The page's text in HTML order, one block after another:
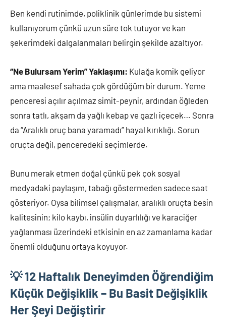
Ben kendi rutinimde, poliklinik günlerimde bu sistemi
kullanıyorum çünkü uzun süre tok tutuyor ve kan
şekerimdeki dalgalanmaları belirgin şekilde azaltıyor.
“Ne Bulursam Yerim” Yaklaşımı: Kulağa komik geliyor
ama maalesef sahada çok gördüğüm bir durum. Yeme
penceresi açılır açılmaz simit-peynir, ardından öğleden
sonra tatlı, akşam da yağlı kebap ve gazlı içecek… Sonra
da “Aralıklı oruç bana yaramadı” hayal kırıklığı. Sorun
oruçta değil, penceredeki seçimlerde.
Bunu merak etmen doğal çünkü pek çok sosyal
medyadaki paylaşım, tabağı göstermeden sadece saat
gösteriyor. Oysa bilimsel çalışmalar, aralıklı oruçta besin
kalitesinin; kilo kaybı, insülin duyarlılığı ve karaciğer
yağlanması üzerindeki etkisinin en az zamanlama kadar
önemli olduğunu ortaya koyuyor.
💡 12 Haftalık Deneyimden Öğrendiğim
Küçük Değişiklik – Bu Basit Değişiklik
Her Şeyi Değiştirir